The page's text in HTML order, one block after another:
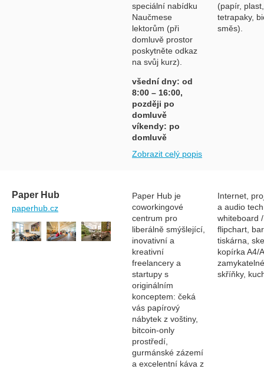
speciální nabídku
Naučmese
lektorům (při
domluvě prostor
poskytněte odkaz
na svůj kurz).
všední dny: od
8:00 – 16:00,
později po
domluvě
víkendy: po
domluvě
Zobrazit celý popis
(papír,
tetrapaky,
směs).
Paper Hub
paperhub.cz
Paper Hub je
coworkingové
centrum pro
liberálně smýšlející,
inovativní a
kreativní
freelancery a
startupy s
originálním
konceptem: čeká
vás papírový
nábytek z voštiny,
bitcoin-only
prostředí,
gurmánské zázemí
a excelentní káva z
Internet,
a audio
whiteboard /
flipchart,
tiskárna,
kopírka A4/
zamykatelné
skříňky,